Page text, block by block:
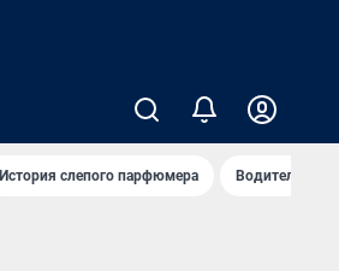
История слепого парфюмера Водители